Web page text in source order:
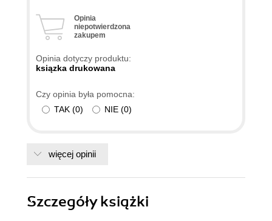
ogólnych problemów w oderwaniu od konkretnego
kodu/implementacji. W sporadycznych
(zarówno w C+ jak i JAVIE)
mniej wprawni programiści będą umieli skorzystać
z omawianych wzorcach w swoich programach.
rozwiązuje za pomocą dostępnych metod.
polecona nawet bardziej początkującym.
Rozdziały zawierają na początku cel jak również
Opinia
niepotwierdzona
zakupem
Opinia dotyczy produktu:
ksiązka drukowana
Czy opinia była pomocna:
TAK (0) NIE (0)
więcej opinii
Szczegółyksiążki